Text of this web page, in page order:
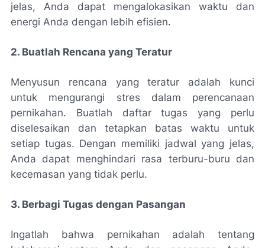
jelas, Anda dapat mengalokasikan waktu dan
energi Anda dengan lebih efisien.
2. Buatlah Rencana yang Teratur
Menyusun rencana yang teratur adalah kunci
untuk mengurangi stres dalam perencanaan
pernikahan. Buatlah daftar tugas yang perlu
diselesaikan dan tetapkan batas waktu untuk
setiap tugas. Dengan memiliki jadwal yang jelas,
Anda dapat menghindari rasa terburu-buru dan
kecemasan yang tidak perlu.
3. Berbagi Tugas dengan Pasangan
Ingatlah bahwa pernikahan adalah tentang